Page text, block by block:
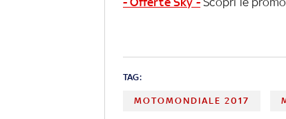
TAG:
MOTOMONDIALE 2017